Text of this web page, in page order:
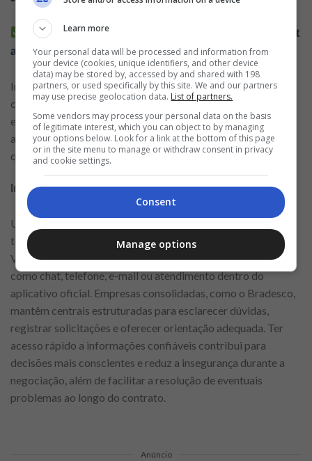
Como solicitar um empréstimo pessoal pela internet
avaliando critérios importantes
Instituições confiáveis não exigem depósitos prévios como
condição para conceder empréstimos. Sempre confirme se a
empresa possui canais de atendimento oficiais, registro
adequado e presença digital consistente antes de fornecer
qualquer informação pessoal ou financeira.
Importância do atendimento ao cliente
Um atendimento ao cliente eficiente faz diferença durante
todas as etapas da contratação do empréstimo online.
Verifique se a instituição oferece canais claros de suporte,
como chat, telefone, e-mail ou atendimento dentro do
aplicativo oficial. Empresas consolidadas, como o Bradesco,
mantêm centrais estruturadas para esclarecer dúvidas,
registrar solicitações e oferecer orientação adequada. Ter
acesso rápido a informações confiáveis contribui para
decisões mais conscientes e reduz a insegurança durante a
negociação, além de facilitar a resolução de eventuais
problemas ao longo do contrato.
Anúncio
Learn more
Your personal data will be processed and information from
your device (cookies, unique identifiers, and other device
data) may be stored by, accessed by and shared with 198
partners, or used specifically by this site. We and our partners
may use precise geolocation data. List of partners.
Some vendors may process your personal data on the basis
of legitimate interest, which you can object to by managing
your options below. Look for a link at the bottom of this page
or in the site menu to manage or withdraw consent in privacy
and cookie settings.
Consent
Manage options